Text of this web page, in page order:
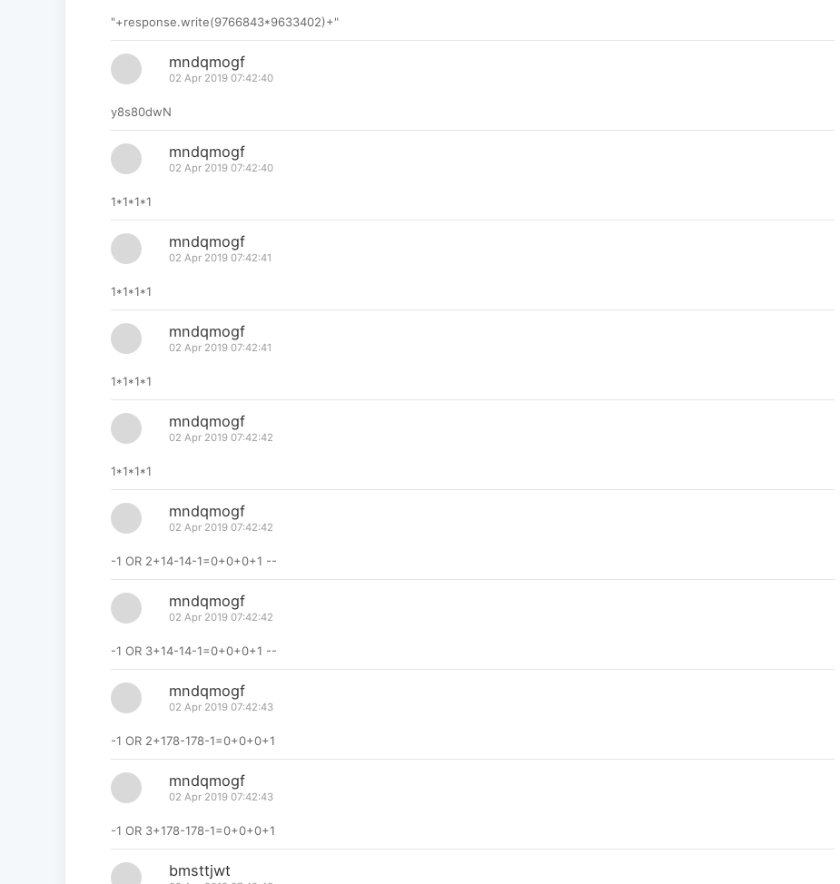
"+response.write(9766843*9633402)+"
mndqmogf
02 Apr 2019 07:42:40
y8s80dwN
mndqmogf
02 Apr 2019 07:42:40
1*1*1*1
mndqmogf
02 Apr 2019 07:42:41
1*1*1*1
mndqmogf
02 Apr 2019 07:42:41
1*1*1*1
mndqmogf
02 Apr 2019 07:42:42
1*1*1*1
mndqmogf
02 Apr 2019 07:42:42
-1 OR 2+14-14-1=0+0+0+1 --
mndqmogf
02 Apr 2019 07:42:42
-1 OR 3+14-14-1=0+0+0+1 --
mndqmogf
02 Apr 2019 07:42:43
-1 OR 2+178-178-1=0+0+0+1
mndqmogf
02 Apr 2019 07:42:43
-1 OR 3+178-178-1=0+0+0+1
bmsttjwt